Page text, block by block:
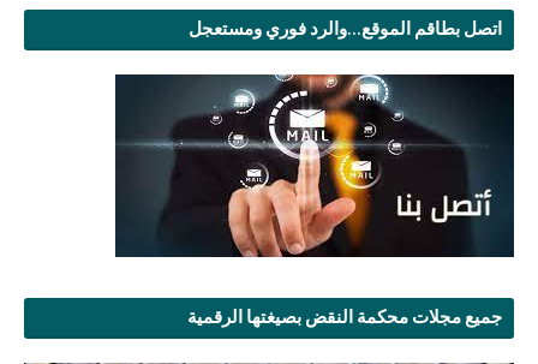
اتصل بطاقم الموقع...والرد فوري ومستعجل
جميع مجلات محكمة النقض بصيغتها الرقمية